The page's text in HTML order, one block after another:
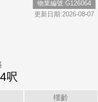
物業編號:G126064
更新日期:2026-08-07
呎
樓齡